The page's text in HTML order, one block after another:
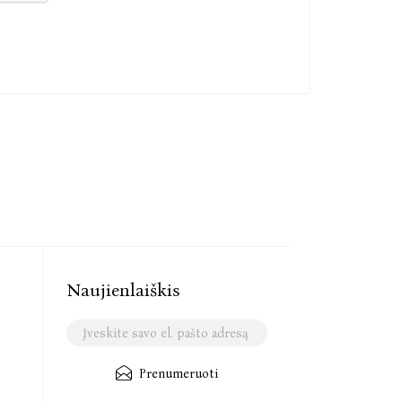
Naujienlaiškis
Prenumeruoti